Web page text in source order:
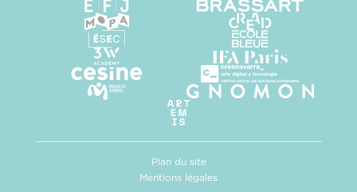
Plan du site
Mentions légales